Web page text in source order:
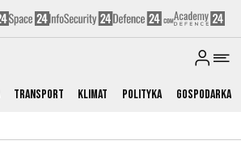
Transport Klimat Polityka Gospodarka